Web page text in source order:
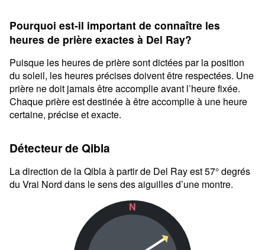
Pourquoi est-il important de connaître les
heures de prière exactes à Del Ray?
Puisque les heures de prière sont dictées par la position
du soleil, les heures précises doivent être respectées. Une
prière ne doit jamais être accomplie avant l’heure fixée.
Chaque prière est destinée à être accomplie à une heure
certaine, précise et exacte.
Détecteur de Qibla
La direction de la Qibla à partir de Del Ray est 57° degrés
du Vrai Nord dans le sens des aiguilles d’une montre.
N